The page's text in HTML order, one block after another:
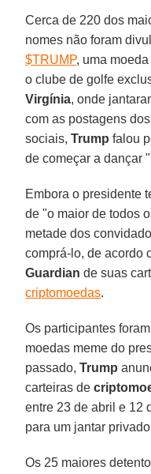
Cerca de 220 dos
nomes não foram
$TRUMP, uma
o clube de golfe
Virgínia, onde
com as postagens
sociais,Trump falou
de começar a dançar "
Embora o presidente
de "o maior de todos
metade dos
comprá-lo, de acordo
Guardian de suas
criptomoedas.
Os participantes
moedas meme do
passado,Trump
carteiras de
entre 23 de abril e 12
para um jantar
Os 25 maiores